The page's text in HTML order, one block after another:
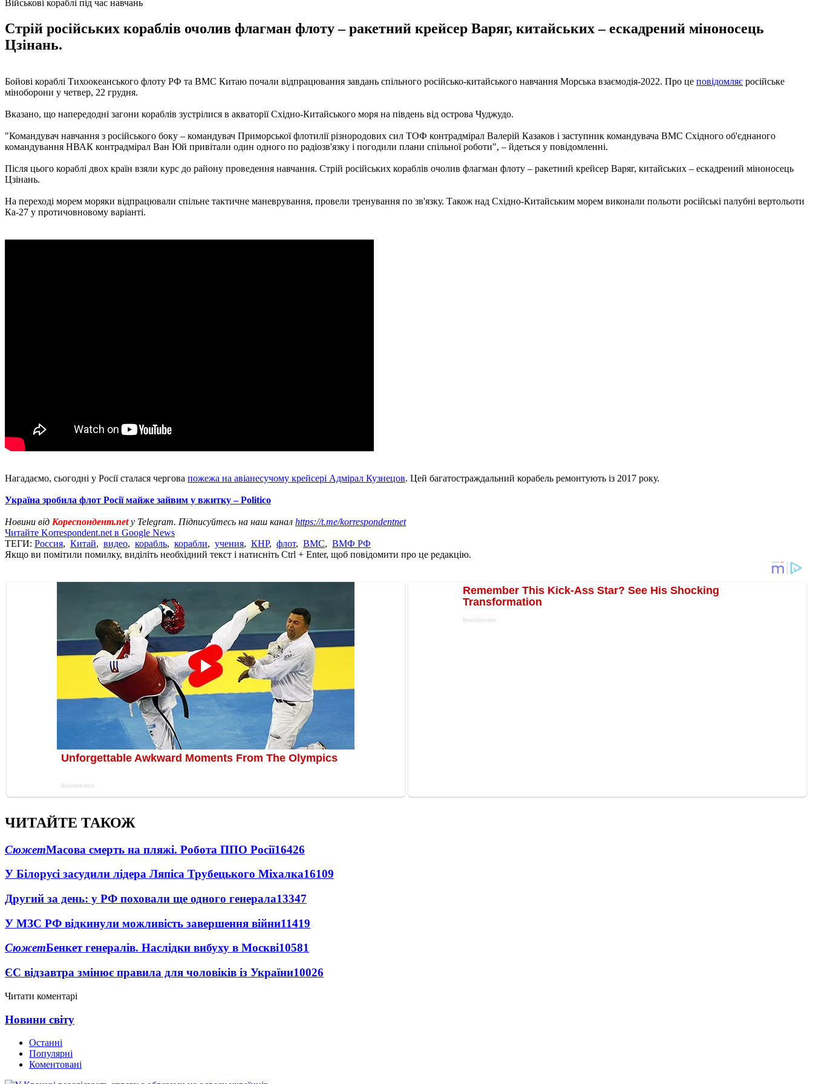
Військові кораблі під час навчань
Стрій російських кораблів очолив флагман флоту – ракетний крейсер Варяг, китайських – ескадрений міноносець
Цзінань.
Бойові кораблі Тихоокеанського флоту РФ та ВМС Китаю почали відпрацювання завдань спільного російсько-китайського навчання Морська взаємодія-2022. Про це повідомляє російське
міноборони у четвер, 22 грудня.
Вказано, що напередодні загони кораблів зустрілися в акваторії Східно-Китайського моря на південь від острова Чуджудо.
"Командувач навчання з російського боку – командувач Приморської флотилії різнородових сил ТОФ контрадмірал Валерій Казаков і заступник командувача ВМС Східного об'єднаного
командування НВАК контрадмірал Ван Юй привітали один одного по радіозв'язку і погодили плани спільної роботи", – йдеться у повідомленні.
Після цього кораблі двох країн взяли курс до району проведення навчання. Стрій російських кораблів очолив флагман флоту – ракетний крейсер Варяг, китайських – ескадрений міноносець
Цзінань.
На переході морем моряки відпрацювали спільне тактичне маневрування, провели тренування по зв'язку. Також над Східно-Китайським морем виконали польоти російські палубні вертольоти
Ка-27 у протичовновому варіанті.
Нагадаємо, сьогодні у Росії сталася чергова пожежа на авіанесучому крейсері Адмірал Кузнецов. Цей багатостраждальний корабель ремонтують із 2017 року.
Україна зробила флот Росії майже зайвим у вжитку – Politico
Новини від Кореспондент.netу Telegram. Підписуйтесь на наш канал https://t.me/korrespondentnet
Читайте Korrespondent.net в Google News
ТЕГИ: Россия, Китай, видео, корабль, корабли, учения, КНР, флот, ВМС, ВМФ РФ
Якщо ви помітили помилку, виділіть необхідний текст і натисніть Ctrl + Enter, щоб повідомити про це редакцію.
ЧИТАЙТЕ ТАКОЖ
СюжетМасова смерть на пляжі. Робота ППО Росії16426
У Білорусі засудили лідера Ляпіса Трубецького Міхалка16109
Другий за день: у РФ поховали ще одного генерала13347
У МЗС РФ відкинули можливість завершення війни11419
СюжетБенкет генералів. Наслідки вибуху в Москві10581
ЄС відзавтра змінює правила для чоловіків із України10026
Читати коментарі
Новини світу
Останні
Популярні
Коментовані